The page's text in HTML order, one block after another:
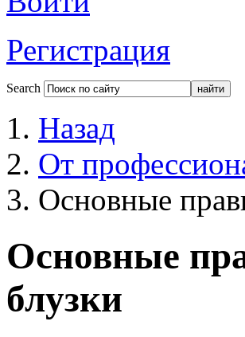
Регистрация
Search
Назад
От
Основные
Основные
блузки